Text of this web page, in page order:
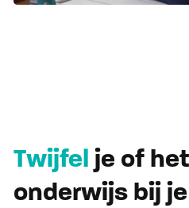
Twijfel je of
onderwijs bij